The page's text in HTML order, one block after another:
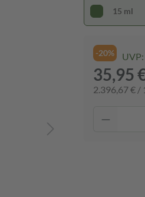
15 ml
-20% UVP:
35,95
2.396,67 € /